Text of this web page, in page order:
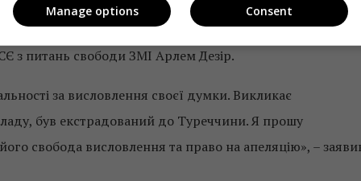
людини в Україні і всюди»
з питань свободи ЗМІ Арлем Дезір.
за висловлення своєї думки. Викликає
був екстрадований до Туреччини. Я прошу
свобода висловлення та право на апеляцію», –
Consent
Manage options